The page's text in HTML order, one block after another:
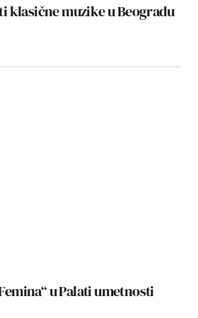
klasične muzike u Beogradu
u Palati umetnosti